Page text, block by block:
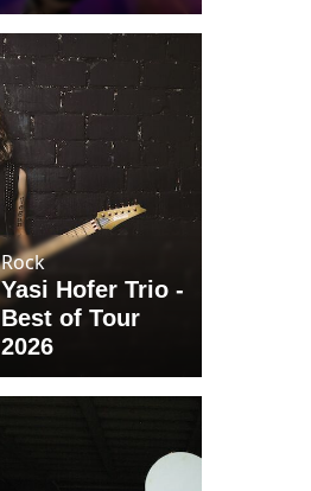
Rock
Yasi Hofer Trio -
Best of Tour
2026